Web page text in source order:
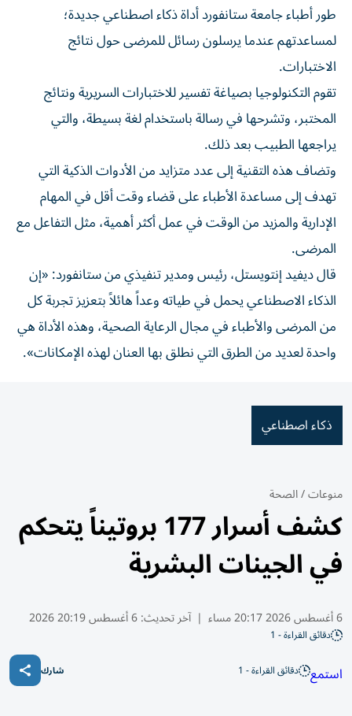
طور أطباء جامعة ستانفورد أداة ذكاء اصطناعي جديدة؛
لمساعدتهم عندما يرسلون رسائل للمرضى حول نتائج
الاختبارات.
تقوم التكنولوجيا بصياغة تفسير للاختبارات السريرية ونتائج
المختبر، وتشرحها في رسالة باستخدام لغة بسيطة، والتي
يراجعها الطبيب بعد ذلك.
وتضاف هذه التقنية إلى عدد متزايد من الأدوات الذكية التي
تهدف إلى مساعدة الأطباء على قضاء وقت أقل في المهام
الإدارية والمزيد من الوقت في عمل أكثر أهمية، مثل التفاعل مع
المرضى.
قال ديفيد إنتويستل، رئيس ومدير تنفيذي من ستانفورد: «إن
الذكاء الاصطناعي يحمل في طياته وعداً هائلاً بتعزيز تجربة كل
من المرضى والأطباء في مجال الرعاية الصحية، وهذه الأداة هي
واحدة لعديد من الطرق التي نطلق بها العنان لهذه الإمكانات».
ذكاء اصطناعي
منوعات/الصحة
كشف أسرار 177 بروتيناً يتحكم
في الجينات البشرية
6 أغسطس 2026 20:17 مساء | آخر تحديث:6 أغسطس 20:19 2026
دقائق القراءة - 1
استمع دقائق القراءة - 1 شارك